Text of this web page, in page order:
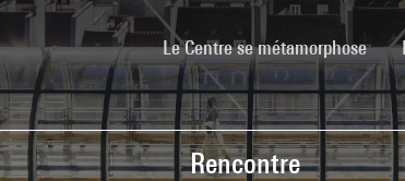
Le Centre se métamorphose
Rencontre